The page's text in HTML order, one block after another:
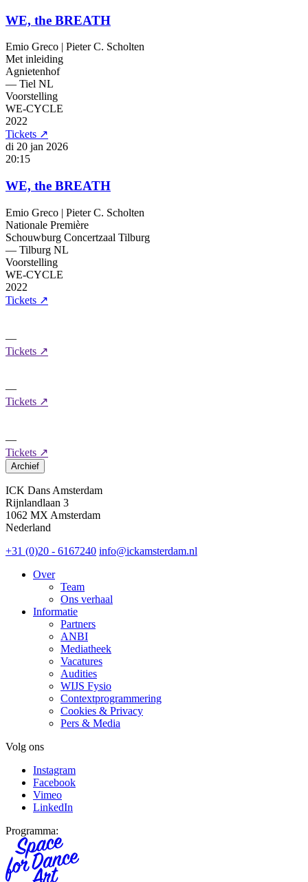
WE, the BREATH
Emio Greco | Pieter C. Scholten
Met inleiding
Agnietenhof
— Tiel NL
Voorstelling
WE-CYCLE
2022
Tickets ↗
di 20 jan 2026
20:15
WE, the BREATH
Emio Greco | Pieter C. Scholten
Nationale Première
Schouwburg Concertzaal Tilburg
— Tilburg NL
Voorstelling
WE-CYCLE
2022
Tickets ↗
—
Tickets ↗
—
Tickets ↗
—
Tickets ↗
Archief
ICK Dans Amsterdam
Rijnlandlaan 3
1062 MX Amsterdam
Nederland
+31 (0)20 - 6167240 info@ickamsterdam.nl
Over
Team
Ons verhaal
Informatie
Partners
ANBI
Mediatheek
Vacatures
Audities
WIJS Fysio
Contextprogrammering
Cookies & Privacy
Pers & Media
Volg ons
Instagram
Facebook
Vimeo
LinkedIn
Programma: